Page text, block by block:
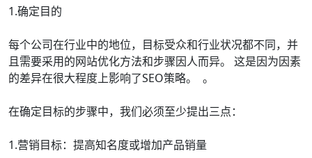
1.确定目的
每个公司在行业中的地位，目标受众和行业状况都不同，并
且需要采用的网站优化方法和步骤因人而异。 这是因为因素
的差异在很大程度上影响了SEO策略。 。
在确定目标的步骤中，我们必须至少提出三点：
1.营销目标：提高知名度或增加产品销量